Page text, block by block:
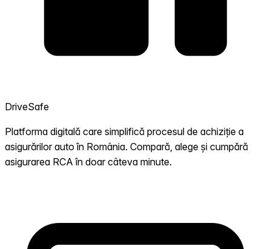
DriveSafe
Platforma digitală care simplifică procesul de achiziție a
asigurărilor auto în România. Compară, alege și cumpără
asigurarea RCA în doar câteva minute.